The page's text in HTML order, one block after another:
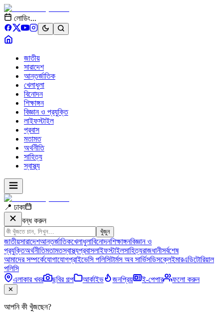
লোডিং...
জাতীয়
সারাদেশ
আন্তর্জাতিক
খেলাধুলা
বিনোদন
শিক্ষাঙ্গন
বিজ্ঞান ও প্রযুক্তি
লাইফস্টাইল
প্রবাস
মতামত
অর্থনীতি
সাহিত্য
স্বাস্থ্য
📍 ঢাকা
বন্ধ করুন
খুঁজুন
জাতীয়সারাদেশআন্তর্জাতিকখেলাধুলাবিনোদনশিক্ষাঙ্গনবিজ্ঞান ও
প্রযুক্তিঅর্থনীতিমতামতস্বাস্থ্যপ্রবাসলাইফস্টাইলসাহিত্যরাজধানীসর্বশেষ
আমাদের সম্পর্কেযোগাযোগপ্রাইভেসি পলিসিটার্মস অব সার্ভিসডিসক্লেইমারএডিটোরিয়াল
পলিসি
এলাকার খবর
ছবির গল্প আর্কাইভ জনপ্রিয় ই-পেপার ফলো করুন
✕
আপনি কী খুঁজছেন?